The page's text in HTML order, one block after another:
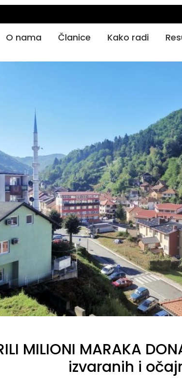
O nama Članice Kako radi
MILIONI MARAKA
izvaranih i